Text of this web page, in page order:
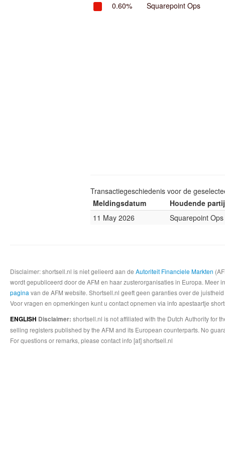
0.60%
Squarepoint Ops
Transactiegeschiedenis voor de
Meldingsdatum
Houdende partij
11 May 2026
Squarepoint Ops
Disclaimer: shortsell.nl is niet gelieerd aan de Autoriteit Financiele Markten
wordt gepubliceerd door de AFM en haar zusterorganisaties in Europa.
pagina van de AFM website. Shortsell.nl geeft geen garanties over de
Voor vragen en opmerkingen kunt u contact opnemen via info apestaartje
ENGLISH Disclaimer: shortsell.nl is not affiliated with the Dutch Authority for
selling registers published by the AFM and its European counterparts. No
For questions or remarks, please contact info [at] shortsell.nl